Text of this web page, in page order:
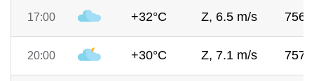
17:00 +32°C Z, 6.5 m/s 756
20:00 +30°C Z, 7.1 m/s 757